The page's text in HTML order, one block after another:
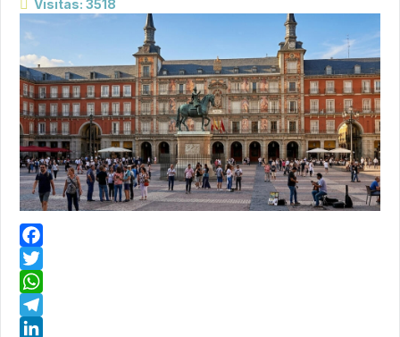
Visitas: 3518
Facebook
Twitter
WhatsApp
Telegram